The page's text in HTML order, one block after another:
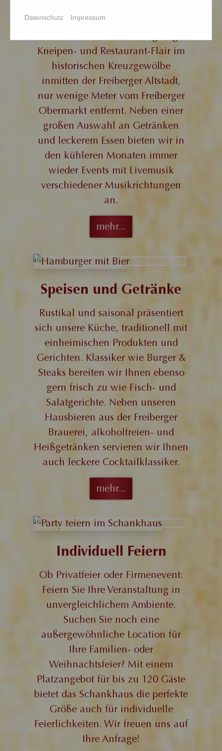
Das Schankhaus
Kneipen- und Restaurant-Flair im
historischen Kreuzgewölbe
inmitten der Freiberger Altstadt,
nur wenige Meter vom Freiberger
Obermarkt entfernt. Neben einer
großen Auswahl an Getränken
und leckerem Essen bieten wir in
den kühleren Monaten immer
wieder Events mit Livemusik
verschiedener Musikrichtungen
an.
mehr...
Speisen und Getränke
Rustikal und saisonal präsentiert
sich unsere Küche, traditionell mit
einheimischen Produkten und
Gerichten. Klassiker wie Burger &
Steaks bereiten wir Ihnen ebenso
gern frisch zu wie Fisch- und
Salatgerichte. Neben unseren
Hausbieren aus der Freiberger
Brauerei, alkoholfreien- und
Heißgetränken servieren wir Ihnen
auch leckere Cocktailklassiker.
mehr...
Individuell Feiern
Ob Privatfeier oder Firmenevent:
Feiern Sie Ihre Veranstaltung in
unvergleichlichem Ambiente.
Suchen Sie noch eine
außergewöhnliche Location für
Ihre Familien- oder
Weihnachtsfeier? Mit einem
Platzangebot für bis zu 120 Gäste
bietet das Schankhaus die perfekte
Größe auch für individuelle
Feierlichkeiten. Wir freuen uns auf
Ihre Anfrage!
Datenschutz Impressum